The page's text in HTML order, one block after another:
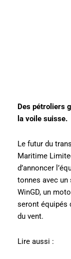
Des pétroliers
la voile suisse.
Le futur du
Maritime
d’annoncer
tonnes avec un
WinGD, un
seront équipés
du vent.
Lire aussi :